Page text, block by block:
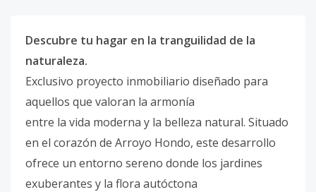
Descubre tu hagar en la tranguilidad de la
naturaleza.
Exclusivo proyecto inmobiliario diseñado para
aquellos que valoran la armonía
entre la vida moderna y la belleza natural. Situado
en el corazón de Arroyo Hondo, este desarrollo
ofrece un entorno sereno donde los jardines
exuberantes y la flora autóctona